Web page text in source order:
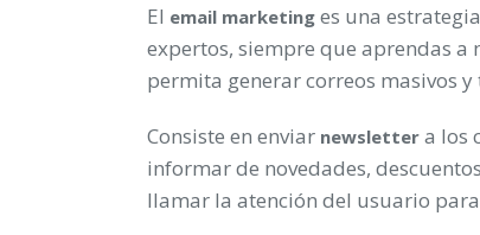
El email marketing es una
expertos, siempre que aprendas
permita generar correos masivos
Consiste en enviar newsletter a los
informar de novedades,
llamar la atención del usuario